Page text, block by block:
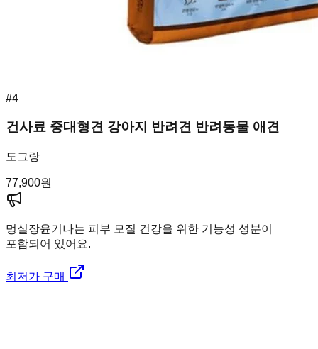
#4
건사료 중대형견 강아지 반려견 반려동물 애견
도그랑
77,900원
멍실장윤기나는 피부 모질 건강을 위한 기능성 성분이
포함되어 있어요.
최저가 구매